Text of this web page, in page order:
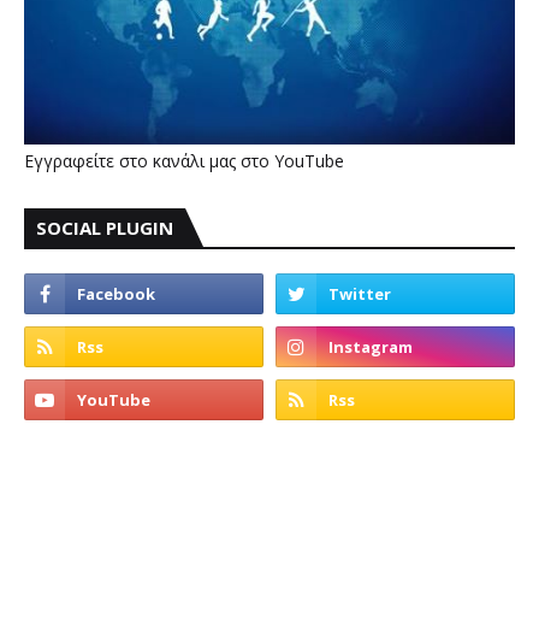
Εγγραφείτε στο κανάλι μας στο YouTube
SOCIAL PLUGIN